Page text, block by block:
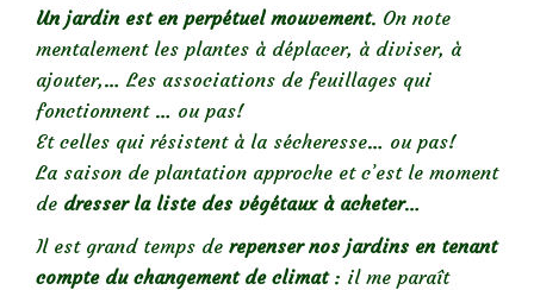
Un jardin est en perpétuel mouvement. On note
mentalement les plantes à déplacer, à diviser, à
ajouter,… Les associations de feuillages qui
fonctionnent … ou pas!
Et celles qui résistent à la sécheresse… ou pas!
La saison de plantation approche et c’est le moment
de dresser la liste des végétaux à acheter…
Il est grand temps de repenser nos jardins en tenant
compte du changement de climat : il me paraît